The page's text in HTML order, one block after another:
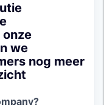
we
nog meer